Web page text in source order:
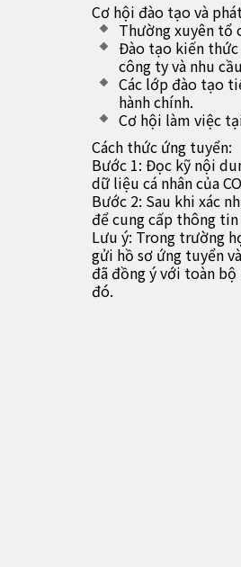
Cơ hội đào tạo và
Thường xuyên tổ
Đào tạo kiến
công ty và nhu
Các lớp đào tạo
hành chính.
Cơ hội làm việc
Cách thức ứng tuyển:
Bước 1: Đọc kỹ nội
dữ liệu cá nhân của
Bước 2: Sau khi xác
để cung cấp thông
Lưu ý: Trong trường
gửi hồ sơ ứng tuyển
đã đồng ý với toàn
đó.